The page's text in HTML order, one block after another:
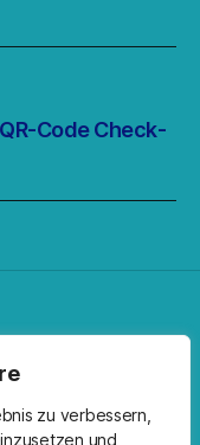
zu verbessern,
und
Code Check-